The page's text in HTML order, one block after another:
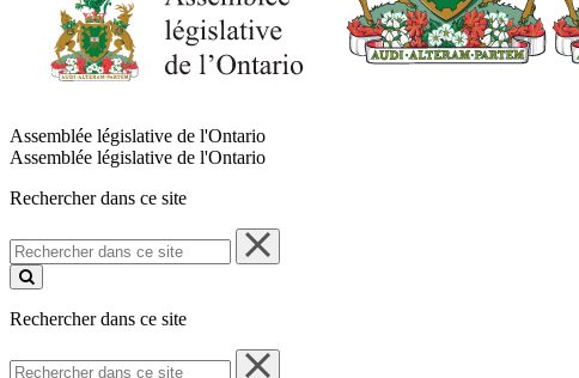
Assemblée législative de l'Ontario
Assemblée législative de l'Ontario
Rechercher dans ce site
Rechercher
dans
ce
Rechercher dans ce site
Rechercher